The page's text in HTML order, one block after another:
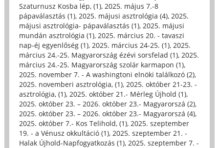
Szaturnusz Kosba lép, (1), 2025. május 7.-8
pápaválasztás (1), 2025. májusi asztrológia (4), 2025.
májusi asztrológia- pápaválasztás (1), 2025. májusi
mundán asztrológia (1), 2025. március 20. - tavaszi
nap-éj egyenlőség (1), 2025. március 24-25. (1), 2025.
március 24.-25. Magyarország ézévi sorsfelad (1), 2025.
március 24.-25. Magyarország szolár karmapon (1),
2025. november 7. - A washingtoni elnöki találkozó (2),
2025. novemberi asztrológia, (1), 2025. október 21-23. -
asztrológia, (1), 2025. október 21.- Mérleg Újhold (1),
2025. október 23. – 2026. október 23.- Magyarorszá (2),
2025. október 23. – 2026. október 23.- Magyarorszá (4),
2025. október 7.- Kos Telihold, (1), 2025. szeptember
19. - a Vénusz okkultáció (1), 2025. szeptember 21. -
Halak Újhold-Napfogyatkozás (1), 2025. szeptember 7. -